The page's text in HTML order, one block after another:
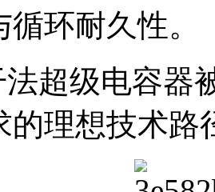
环耐久性。
法超级电容器
的理想技术路